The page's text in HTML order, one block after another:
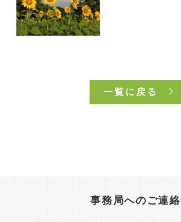
一覧に戻る
事務局へのご連絡